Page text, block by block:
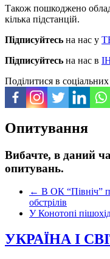
Також пошкоджено
кілька підстанцій.
Підписуйтесь на нас у
Підписуйтесь на нас в
Поділитися в
Опитування
Вибачте, в даний
опитувань.
← В ОК “Північ”
обстрілів
У Конотопі
УКРАЇНА І